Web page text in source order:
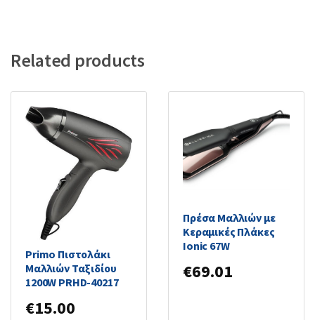
Related products
Primo Πιστολάκι
Μαλλιών Ταξιδίου
1200W PRHD-40217
€15.00
Πρέσα Μαλλιών με
Κεραμικές Πλάκες
Ionic 67W
€69.01